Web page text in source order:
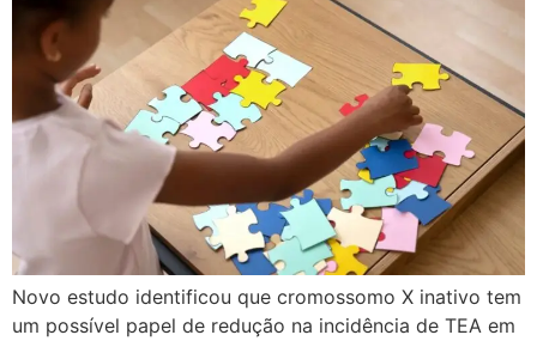
Novo estudo identificou que cromossomo X inativo tem
um possível papel de redução na incidência de TEA em